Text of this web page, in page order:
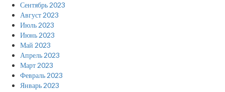
Сентябрь 2023
Август 2023
Июль 2023
Июнь 2023
Май 2023
Апрель 2023
Март 2023
Февраль 2023
Январь 2023